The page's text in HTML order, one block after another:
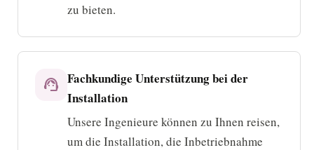
zu bieten.
support_agent Fachkundige Unterstützung bei der
Installation
Unsere Ingenieure können zu Ihnen reisen,
um die Installation, die Inbetriebnahme